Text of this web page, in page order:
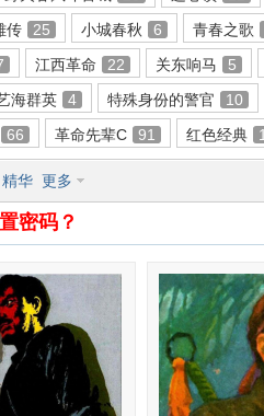
传 25 小城春秋 6
青春之歌
江西革命 22 关东响马
5
海群英 4 特殊身份的警官
10
66 革命先辈C 91 红色经典
精华 更多
密码？